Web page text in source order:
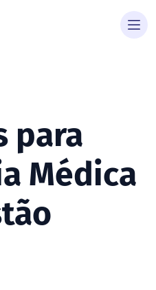
para
Médica